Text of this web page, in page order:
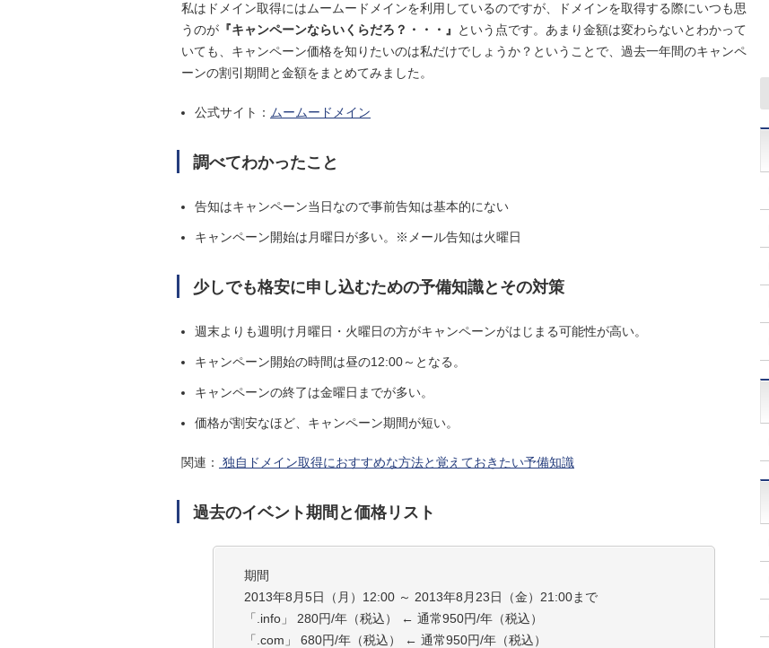
私はドメイン取得にはムームードメインを利用しているのですが、ドメインを取得する際にいつも思
うのが 『キャンペーンならいくらだろ？・・・』
という点です。あまり金額は変わらないとわかって
いても、キャンペーン価格を知りたいのは私だけでしょうか？ということで、過去一年間のキャンペ
ーンの割引期間と金額をまとめてみました。
公式サイト： ムームードメイン
調べてわかったこと
告知はキャンペーン当日なので事前告知は基本的にない
キャンペーン開始は月曜日が多い。※メール告知は火曜日
少しでも格安に申し込むための予備知識とその対策
週末よりも週明け月曜日・火曜日の方がキャンペーンがはじまる可能性が高い。
キャンペーン開始の時間は昼の12:00～となる。
キャンペーンの終了は金曜日までが多い。
価格が割安なほど、キャンペーン期間が短い。
関連： 独自ドメイン取得におすすめな方法と覚えておきたい予備知識
過去のイベント期間と価格リスト
期間
2013年8月5日（月）12:00 ～ 2013年8月23日（金）21:00まで
「.info」 280円/年（税込） ← 通常950円/年（税込）
「.com」 680円/年（税込） ← 通常950円/年（税込）